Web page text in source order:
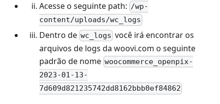
Acesse o seguinte path: /wp-
content/uploads/wc_logs
Dentro de wc_logs você irá encontrar os
arquivos de logs da woovi.com o seguinte
padrão de nome woocommerce_openpix-
2023-01-13-
7d609d821235742dd8162bbb0ef84862